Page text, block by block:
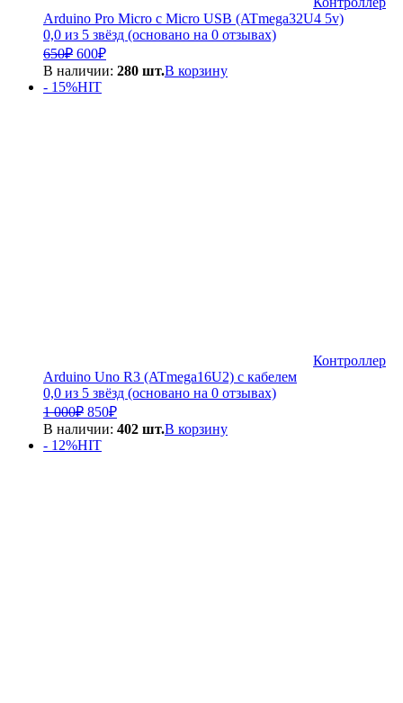
Arduino Pro Micro с Micro USB (ATmega32U4 5v)
0,0 из 5 звёзд (основано на 0 отзывах)
650₽ Первоначальная
цена
составляла
600₽Текущая
цена:
В наличии: 280 шт.В корзину
- 15%HIT
Контроллер
Arduino Uno R3 (ATmega16U2) с кабелем
0,0 из 5 звёзд (основано на 0 отзывах)
1 000₽ Первоначальная
цена
составляла
1
850₽Текущая
цена:
В наличии: 402 шт.В корзину
- 12%HIT